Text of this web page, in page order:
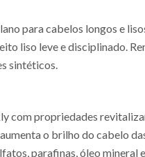
para cabelos longos e
liso leve e disciplinado.
sintéticos.
com propriedades
o brilho do cabelo
parafinas, óleo mineral